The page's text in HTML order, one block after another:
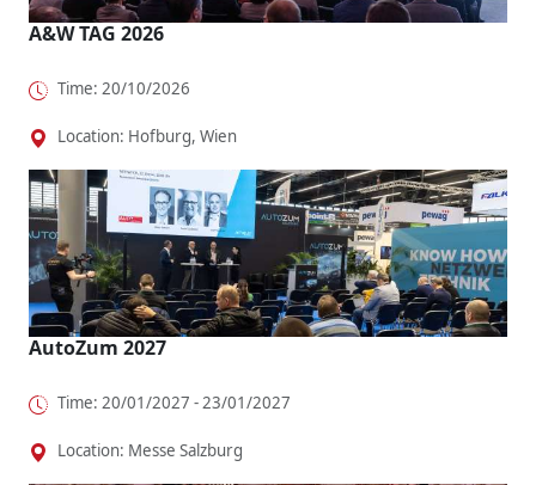
A&W TAG 2026
Time: 20/10/2026
Location: Hofburg, Wien
AutoZum 2027
Time: 20/01/2027 - 23/01/2027
Location: Messe Salzburg